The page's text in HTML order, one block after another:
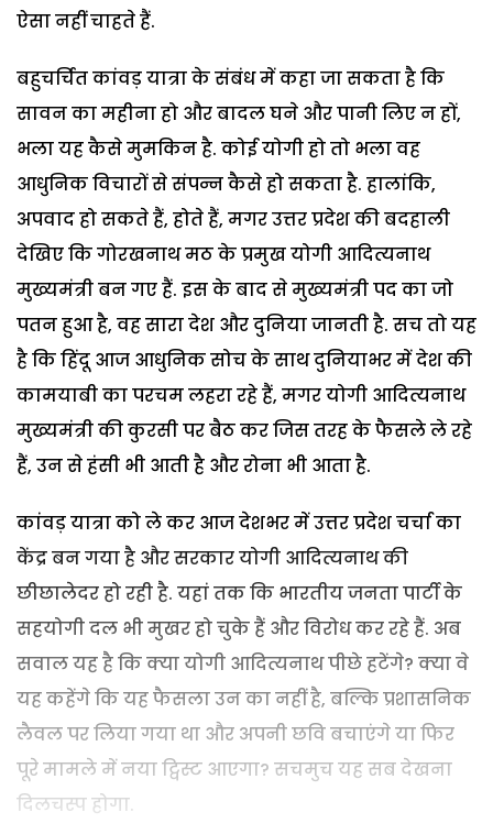
ऐसा नहीं चाहते हैं.
बहुचर्चित कांवड़ यात्रा के संबंध में कहा जा सकता है कि
सावन का महीना हो और बादल घने और पानी लिए न हों,
भला यह कैसे मुमकिन है. कोई योगी हो तो भला वह
आधुनिक विचारों से संपन्न कैसे हो सकता है. हालांकि,
अपवाद हो सकते हैं, होते हैं, मगर उत्तर प्रदेश की बदहाली
देखिए कि गोरखनाथ मठ के प्रमुख योगी आदित्यनाथ
मुख्यमंत्री बन गए हैं. इस के बाद से मुख्यमंत्री पद का जो
पतन हुआ है, वह सारा देश और दुनिया जानती है. सच तो यह
है कि हिंदू आज आधुनिक सोच के साथ दुनियाभर में देश की
कामयाबी का परचम लहरा रहे हैं, मगर योगी आदित्यनाथ
मुख्यमंत्री की कुरसी पर बैठ कर जिस तरह के फैसले ले रहे
हैं, उन से हंसी भी आती है और रोना भी आता है.
कांवड़ यात्रा को ले कर आज देशभर में उत्तर प्रदेश चर्चा का
केंद्र बन गया है और सरकार योगी आदित्यनाथ की
छीछालेदर हो रही है. यहां तक कि भारतीय जनता पार्टी के
सहयोगी दल भी मुखर हो चुके हैं और विरोध कर रहे हैं. अब
सवाल यह है कि क्या योगी आदित्यनाथ पीछे हटेंगे? क्या वे
यह कहेंगे कि यह फैसला उन का नहीं है, बल्कि प्रशासनिक
लैवल पर लिया गया था और अपनी छवि बचाएंगे या फिर
पूरे मामले में नया ट्विस्ट आएगा? सचमुच यह सब देखना
दिलचस्प होगा.